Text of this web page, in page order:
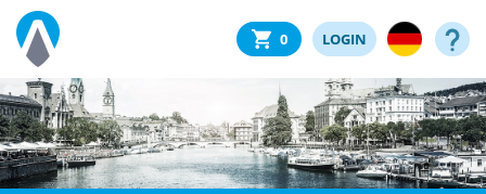
0 LOGIN